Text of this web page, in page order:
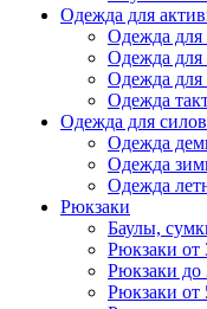
Одежда для
Одежда для
Одежда для
Одежда для
Одежда
Одежда для
Одежда
Одежда
Одежда
Рюкзаки
Баулы,
Рюкзаки от
Рюкзаки до
Рюкзаки от